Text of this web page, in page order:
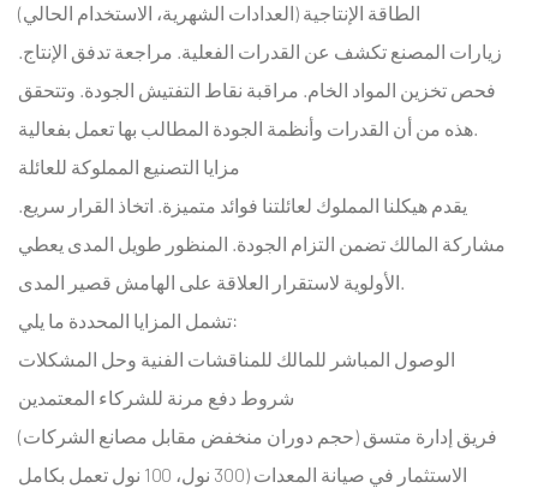
الطاقة الإنتاجية (العدادات الشهرية، الاستخدام الحالي)
زيارات المصنع تكشف عن القدرات الفعلية. مراجعة تدفق الإنتاج.
فحص تخزين المواد الخام. مراقبة نقاط التفتيش الجودة. وتتحقق
هذه من أن القدرات وأنظمة الجودة المطالب بها تعمل بفعالية.
مزايا التصنيع المملوكة للعائلة
يقدم هيكلنا المملوك لعائلتنا فوائد متميزة. اتخاذ القرار سريع.
مشاركة المالك تضمن التزام الجودة. المنظور طويل المدى يعطي
الأولوية لاستقرار العلاقة على الهامش قصير المدى.
تشمل المزايا المحددة ما يلي:
الوصول المباشر للمالك للمناقشات الفنية وحل المشكلات
شروط دفع مرنة للشركاء المعتمدين
فريق إدارة متسق (حجم دوران منخفض مقابل مصانع الشركات)
الاستثمار في صيانة المعدات (300 نول، 100 نول تعمل بكامل